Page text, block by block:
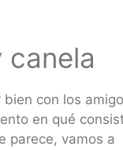
con los
en qué
parece, vamos a